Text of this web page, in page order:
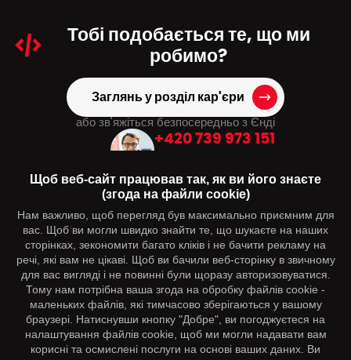
Тобі подобається те, що ми
робимо?
Заглянь у розділ кар'єри
або зв'яжіться безпосередньо з Єнді
+420 739 973 151
Вас може зацікавити
Контакти
Слідкуйте за нами
Щоб веб-сайт працював так, як ви його знаєте
(згода на файли cookie)
Нам важливо, щоб перегляд був максимально приємним для
вас. Щоб ви могли швидко знайти те, що шукаєте на наших
сторінках, зекономити багато кліків і не бачити рекламу на
речі, які вам не цікаві. Щоб ви бачили веб-сторінку в звичному
для вас вигляді і не повинні були щоразу авторизовуватися.
Тому нам потрібна ваша згода на обробку файлів cookie -
маленьких файлів, які тимчасово зберігаються у вашому
браузері. Натиснувши кнопку "Добре", ви погоджуєтеся на
налаштування файлів cookie, щоб ми могли надавати вам
корисні та осмислені послуги на основі ваших даних. Ви